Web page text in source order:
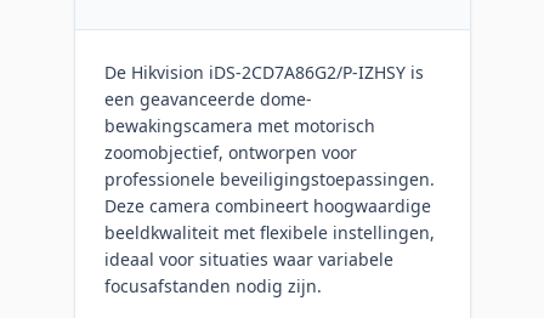
De Hikvision iDS-2CD7A86G2/P-IZHSY is
een geavanceerde dome-
bewakingscamera met motorisch
zoomobjectief, ontworpen voor
professionele beveiligingstoepassingen.
Deze camera combineert hoogwaardige
beeldkwaliteit met flexibele instellingen,
ideaal voor situaties waar variabele
focusafstanden nodig zijn.